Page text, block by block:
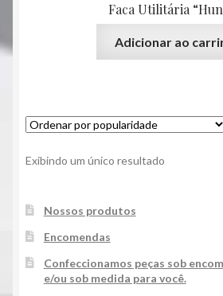
Faca Utilitária
Adicionar ao
Exibindo um único resultado
Nossos produtos
Encomendas
Confeccionamos peças sob
e/ou sob medida para você.